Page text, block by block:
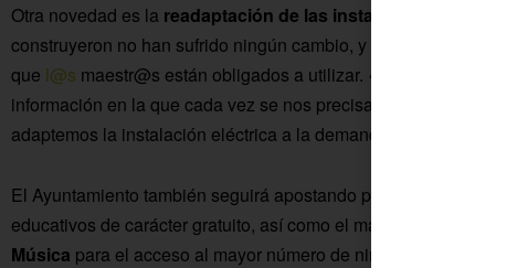
Otra novedad es la readaptación de las instalaciones eléctricas
construyeron no han sufrido ningún cambio, y ahora se hace
que l@s maestr@s están obligados a utilizar. «Puesto que nos
información en la que cada vez se nos precisan más
adaptemos la instalación eléctrica a la demanda», señala la
El Ayuntamiento también seguirá apostando por los talleres
educativos de carácter gratuito, así como el mantenimiento de
Música para el acceso al mayor número de niños y niñas de